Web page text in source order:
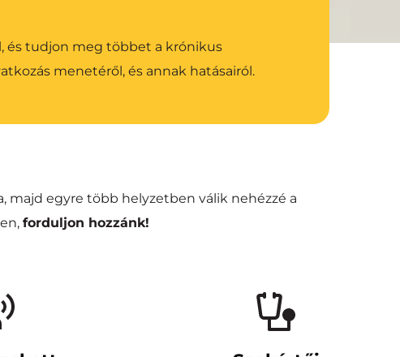
, és tudjon meg többet a krónikus
menetéről, és annak hatásairól.
majd egyre több helyzetben válik nehézzé a
forduljon hozzánk!